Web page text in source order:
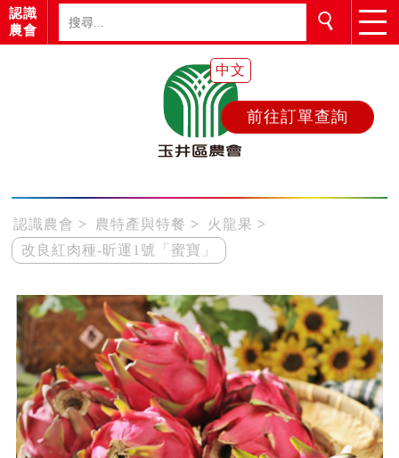
認識
農會
中文
前往訂單查詢
認識農會 農特產與特餐
火龍果
改良紅肉種-昕運1號「蜜寶」